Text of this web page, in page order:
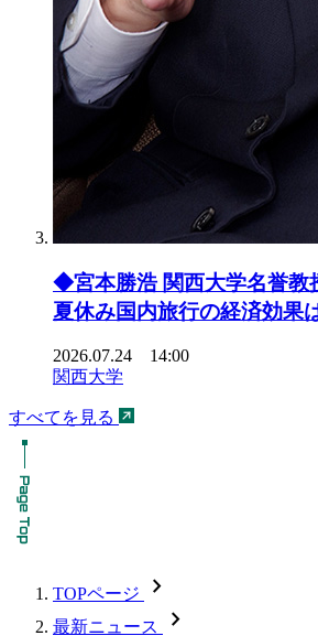
◆宮本勝浩 関西大学名誉教
夏休み国内旅行の経済効果
2026.07.24 14:00
関西大学
すべてを見る
TOPページ chevron_forward
最新ニュース chevron_forward